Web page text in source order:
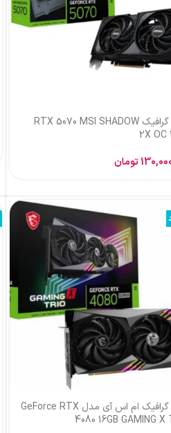
کارت گرافیک RTX 5070 MSI SHADOW
2X OC
تومان
کارت گرافیک ام اس آی مدل GeForce RTX
4080 16GB GAMING X